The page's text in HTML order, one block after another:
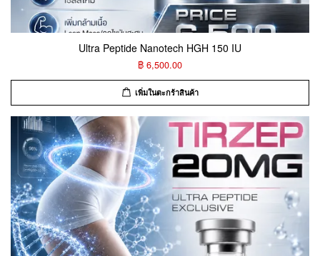
Ultra Peptide Nanotech HGH 150 IU
฿ 6,500.00
เพิ่มในตะกร้าสินค้า